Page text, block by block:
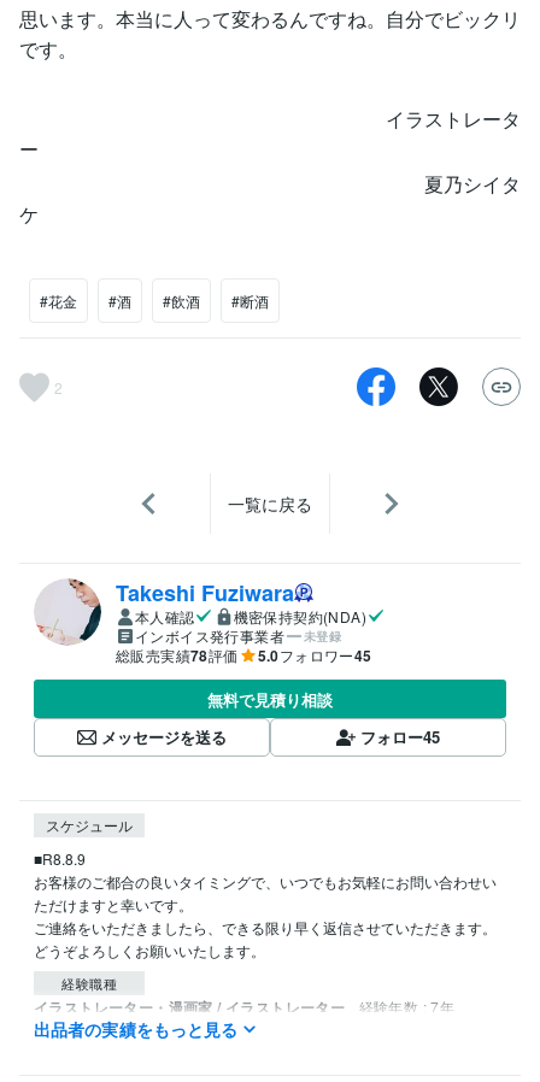
思います。本当に人って変わるんですね。自分でビックリ
です。
イラストレータ
ー
夏乃シイタ
ケ
#花金 #酒 #飲酒 #断酒
2
一覧に戻る
Takeshi Fuziwara
本人確認
機密保持契約(NDA)
インボイス発行事業者
未登録
総販売実績78評価 5.0フォロワー45
無料で見積り相談
メッセージを送る
フォロー45
スケジュール
■R8.8.9
お客様のご都合の良いタイミングで、いつでもお気軽にお問い合わせい
ただけますと幸いです。
ご連絡をいただきましたら、できる限り早く返信させていただきます。
経験職種
イラストレーター・漫画家 / イラストレーター 経験年数 : 7年
イラストレーター・漫画家 / キャラクターデザイナー
職歴
出品者の実績をもっと見る